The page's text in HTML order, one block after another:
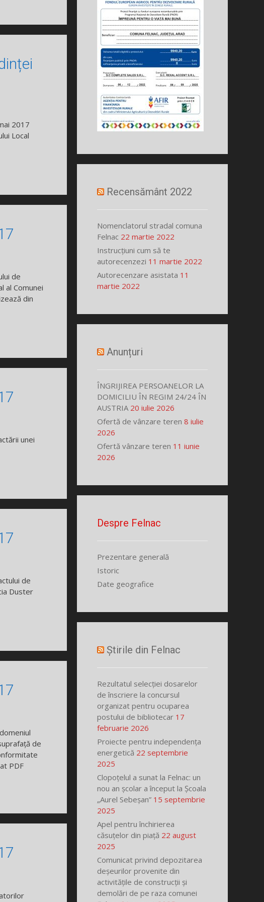
2017
Local
de
al Comunei
din
unei
de
Duster
de
PDF
Recensământ 2022
Nomenclatorul stradal comuna
Felnac 22 martie 2022
Instrucțiuni cum să te
autorecenzezi 11 martie 2022
Autorecenzare asistata 11
martie 2022
Anunțuri
ÎNGRIJIREA PERSOANELOR LA
DOMICILIU ÎN REGIM 24/24 ÎN
AUSTRIA 20 iulie 2026
Ofertă de vânzare teren 8 iulie
2026
Ofertă vânzare teren 11 iunie
2026
Despre Felnac
Prezentare generală
Istoric
Date geografice
Știrile din Felnac
Rezultatul selecției dosarelor
de înscriere la concursul
organizat pentru ocuparea
postului de bibliotecar 17
februarie 2026
Proiecte pentru independența
energetică 22 septembrie
2025
Clopoțelul a sunat la Felnac: un
nou an școlar a început la Școala
„Aurel Sebeșan” 15 septembrie
2025
Apel pentru închirierea
căsuțelor din piață 22 august
2025
Comunicat privind depozitarea
deșeurilor provenite din
activitățile de construcții și
demolări de pe raza comunei